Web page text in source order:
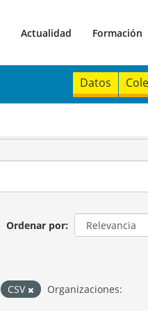
Actualidad Formación
Datos
Ordenar por
CSV
Organizaciones: